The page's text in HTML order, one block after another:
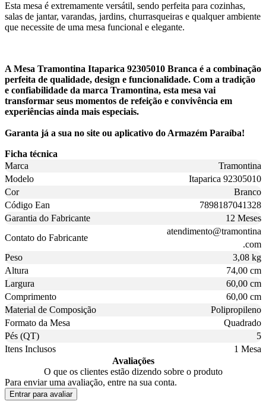
Esta mesa é extremamente versátil, sendo perfeita para cozinhas,
salas de jantar, varandas, jardins, churrasqueiras e qualquer ambiente
que necessite de uma mesa funcional e elegante.
A Mesa Tramontina Itaparica 92305010 Branca é a combinação
perfeita de qualidade, design e funcionalidade. Com a tradição
e confiabilidade da marca Tramontina, esta mesa vai
transformar seus momentos de refeição e convivência em
experiências ainda mais especiais.
Garanta já a sua no site ou aplicativo do Armazém Paraíba!
Ficha técnica
Marca
Tramontina
Modelo
Itaparica 92305010
Cor
Branco
Código Ean
7898187041328
Garantia do Fabricante
12 Meses
Contato do Fabricante
atendimento@tramontina
.com
Peso
3,08 kg
Altura
74,00 cm
Largura
60,00 cm
Comprimento
60,00 cm
Material de Composição
Polipropileno
Formato da Mesa
Quadrado
Pés (QT)
5
Itens Inclusos
1 Mesa
Avaliações
O que os clientes estão dizendo sobre o produto
Para enviar uma avaliação, entre na sua conta.
Entrar para avaliar